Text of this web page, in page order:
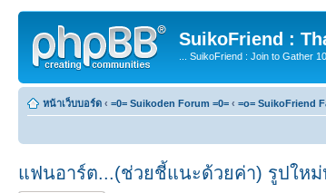
SuikoFriend :
... SuikoFriend : Join to Gather
หน้าเว็บบอร์ด ‹ =0= Suikoden Forum =0= ‹ =o= SuikoFriend
แฟนอาร์ต...(ช่วยชี้แนะด้วยค่า) รูปใหม่